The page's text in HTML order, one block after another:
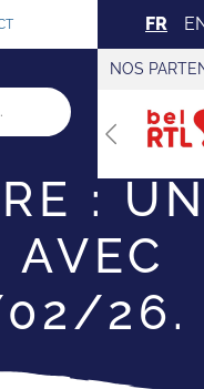
FR
NOS
Previous
:
02/26.